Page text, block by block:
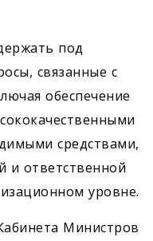
под
связанные с
обеспечение
средствами,
и ответственной
уровне.
Министров